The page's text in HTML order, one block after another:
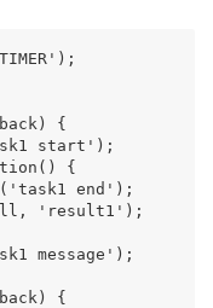
{
start');
{
end');
'result1');
message');
{